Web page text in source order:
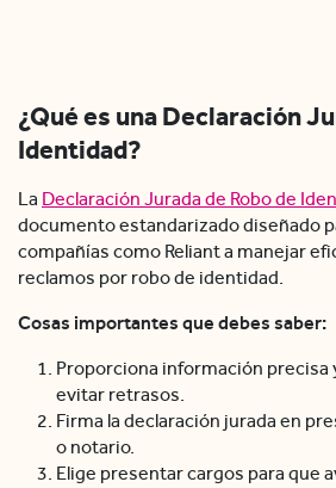
¿Qué es una Declaración
Identidad?
La Declaración Jurada de Robo de
documento estandarizado diseñado
compañías como Reliant a manejar
reclamos por robo de identidad.
Cosas importantes que debes saber:
Proporciona información precisa
evitar retrasos.
Firma la declaración jurada en
o notario.
Elige presentar cargos para que